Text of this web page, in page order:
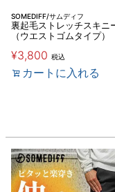
SOMEDIFF/サムディフ
裏起毛ストレッチスキニ
（ウエストゴムタイプ）
¥3,800 税込
カートに入れる